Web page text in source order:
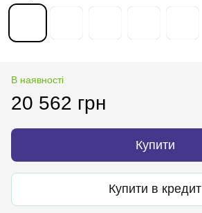
В наявності
20 562 грн
Купити
Купити в кредит